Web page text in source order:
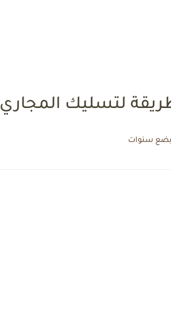
لتسليك المجاري؟
بضع سنوات